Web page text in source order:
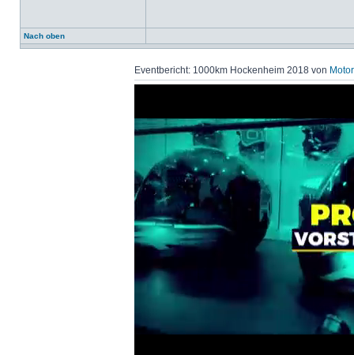
Nach oben
Eventbericht: 1000km Hockenheim 2018 von